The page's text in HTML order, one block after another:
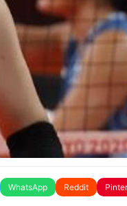
WhatsApp Reddit